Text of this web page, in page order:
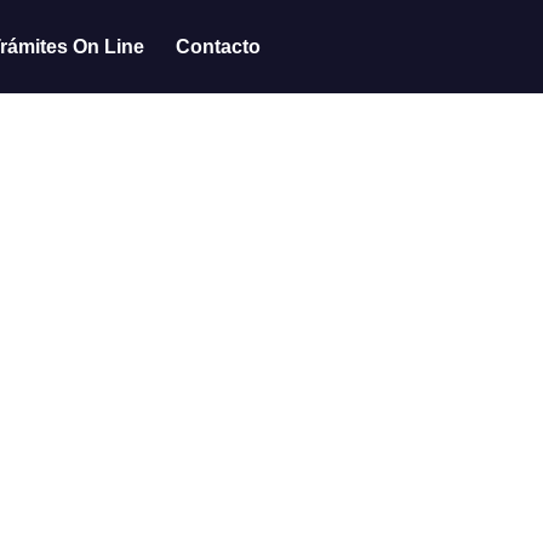
On Line Contacto